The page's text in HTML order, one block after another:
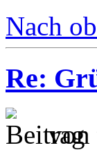
Nach
Re:
von